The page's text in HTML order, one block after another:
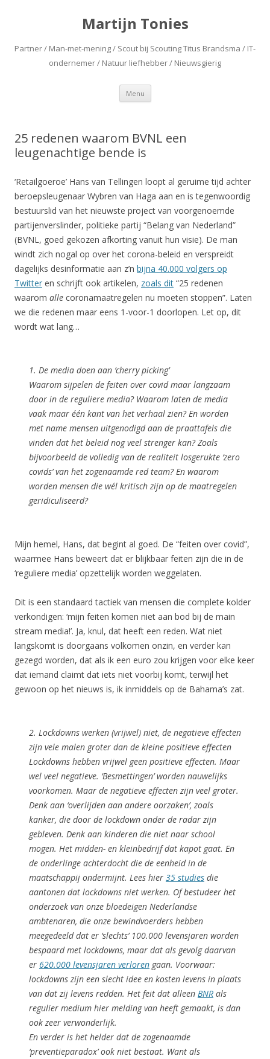
Martijn Tonies
Partner / Man-met-mening / Scout bij Scouting Titus Brandsma / IT-
ondernemer / Natuur liefhebber / Nieuwsgierig
Menu Spring naar de inhoud
25 redenen waarom BVNL een
leugenachtige bende is
‘Retailgoeroe’ Hans van Tellingen loopt al geruime tijd achter
beroepsleugenaar Wybren van Haga aan en is tegenwoordig
bestuurslid van het nieuwste project van voorgenoemde
partijenverslinder, politieke partij “Belang van Nederland”
(BVNL, goed gekozen afkorting vanuit hun visie). De man
windt zich nogal op over het corona-beleid en verspreidt
dagelijks desinformatie aan z’n bijna 40.000 volgers op
Twitter en schrijft ook artikelen, zoals dit “25 redenen
waarom alle coronamaatregelen nu moeten stoppen”. Laten
we die redenen maar eens 1-voor-1 doorlopen. Let op, dit
wordt wat lang…
1. De media doen aan ‘cherry picking’
Waarom sijpelen de feiten over covid maar langzaam
door in de reguliere media? Waarom laten de media
vaak maar één kant van het verhaal zien? En worden
met name mensen uitgenodigd aan de praattafels die
vinden dat het beleid nog veel strenger kan? Zoals
bijvoorbeeld de volledig van de realiteit losgerukte ‘zero
covids’ van het zogenaamde red team? En waarom
worden mensen die wél kritisch zijn op de maatregelen
geridiculiseerd?
Mijn hemel, Hans, dat begint al goed. De “feiten over covid”,
waarmee Hans beweert dat er blijkbaar feiten zijn die in de
‘reguliere media’ opzettelijk worden weggelaten.
Dit is een standaard tactiek van mensen die complete kolder
verkondigen: ‘mijn feiten komen niet aan bod bij de main
stream media!’. Ja, knul, dat heeft een reden. Wat niet
langskomt is doorgaans volkomen onzin, en verder kan
gezegd worden, dat als ik een euro zou krijgen voor elke keer
dat iemand claimt dat iets niet voorbij komt, terwijl het
gewoon op het nieuws is, ik inmiddels op de Bahama’s zat.
2. Lockdowns werken (vrijwel) niet, de negatieve effecten
zijn vele malen groter dan de kleine positieve effecten
Lockdowns hebben vrijwel geen positieve effecten. Maar
wel veel negatieve. ‘Besmettingen’ worden nauwelijks
voorkomen. Maar de negatieve effecten zijn veel groter.
Denk aan ‘overlijden aan andere oorzaken’, zoals
kanker, die door de lockdown onder de radar zijn
gebleven. Denk aan kinderen die niet naar school
mogen. Het midden- en kleinbedrijf dat kapot gaat. En
de onderlinge achterdocht die de eenheid in de
maatschappij ondermijnt. Lees hier 35 studies die
aantonen dat lockdowns niet werken. Of bestudeer het
onderzoek van onze bloedeigen Nederlandse
ambtenaren, die onze bewindvoerders hebben
meegedeeld dat er ‘slechts’ 100.000 levensjaren worden
bespaard met lockdowns, maar dat als gevolg daarvan
er 620.000 levensjaren verloren gaan. Voorwaar:
lockdowns zijn een slecht idee en kosten levens in plaats
van dat zij levens redden. Het feit dat alleen BNR als
regulier medium hier melding van heeft gemaakt, is dan
ook zeer verwonderlijk.
En verder is het helder dat de zogenaamde
‘preventieparadox’ ook niet bestaat. Want als